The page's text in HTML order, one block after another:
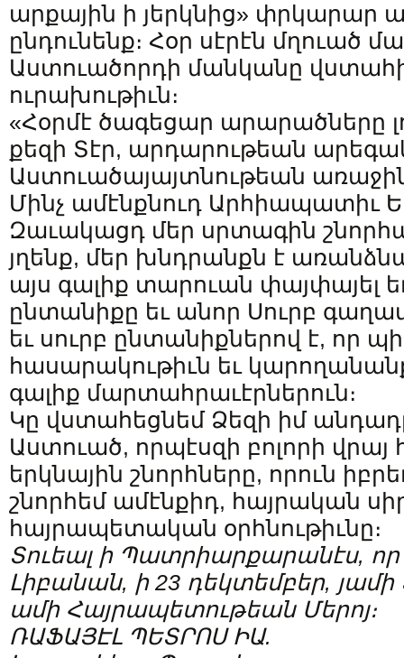
արքային ի յերկնից» փրկարար
ընդունենք։ Հօր սէրէն մղուած
Աստուածորդի մանկանը
ուրախութիւն։
«Հօրմէ ծագեցար արարածները
քեզի Տէր, արդարութեան
Աստուածայայտնութեան առաջին
Մինչ ամէնքնուդ Արհիապատիւ
Զաւակացդ մեր սրտագին
յղենք, մեր խնդրանքն է
այս գալիք տարուան փայփայել
ընտանիքը եւ անոր Սուրբ
եւ սուրբ ընտանիքներով է, որ
հասարակութիւն եւ
գալիք մարտահրաւէրներուն։
Կը վստահեցնեմ Ձեզի իմ
Աստուած, որպէսզի բոլորի
երկնային շնորհները, որուն
շնորհեմ ամէնքիդ, հայրական
հայրապետական օրհնութիւնը։
Տուեալ ի Պատրիարքարանէս, որ
Լիբանան, ի 23 դեկտեմբեր, յամի
ամի Հայրապետութեան Մերոյ։
ՌԱՖԱՅԷԼ ՊԵՏՐՈՍ ԻԱ.